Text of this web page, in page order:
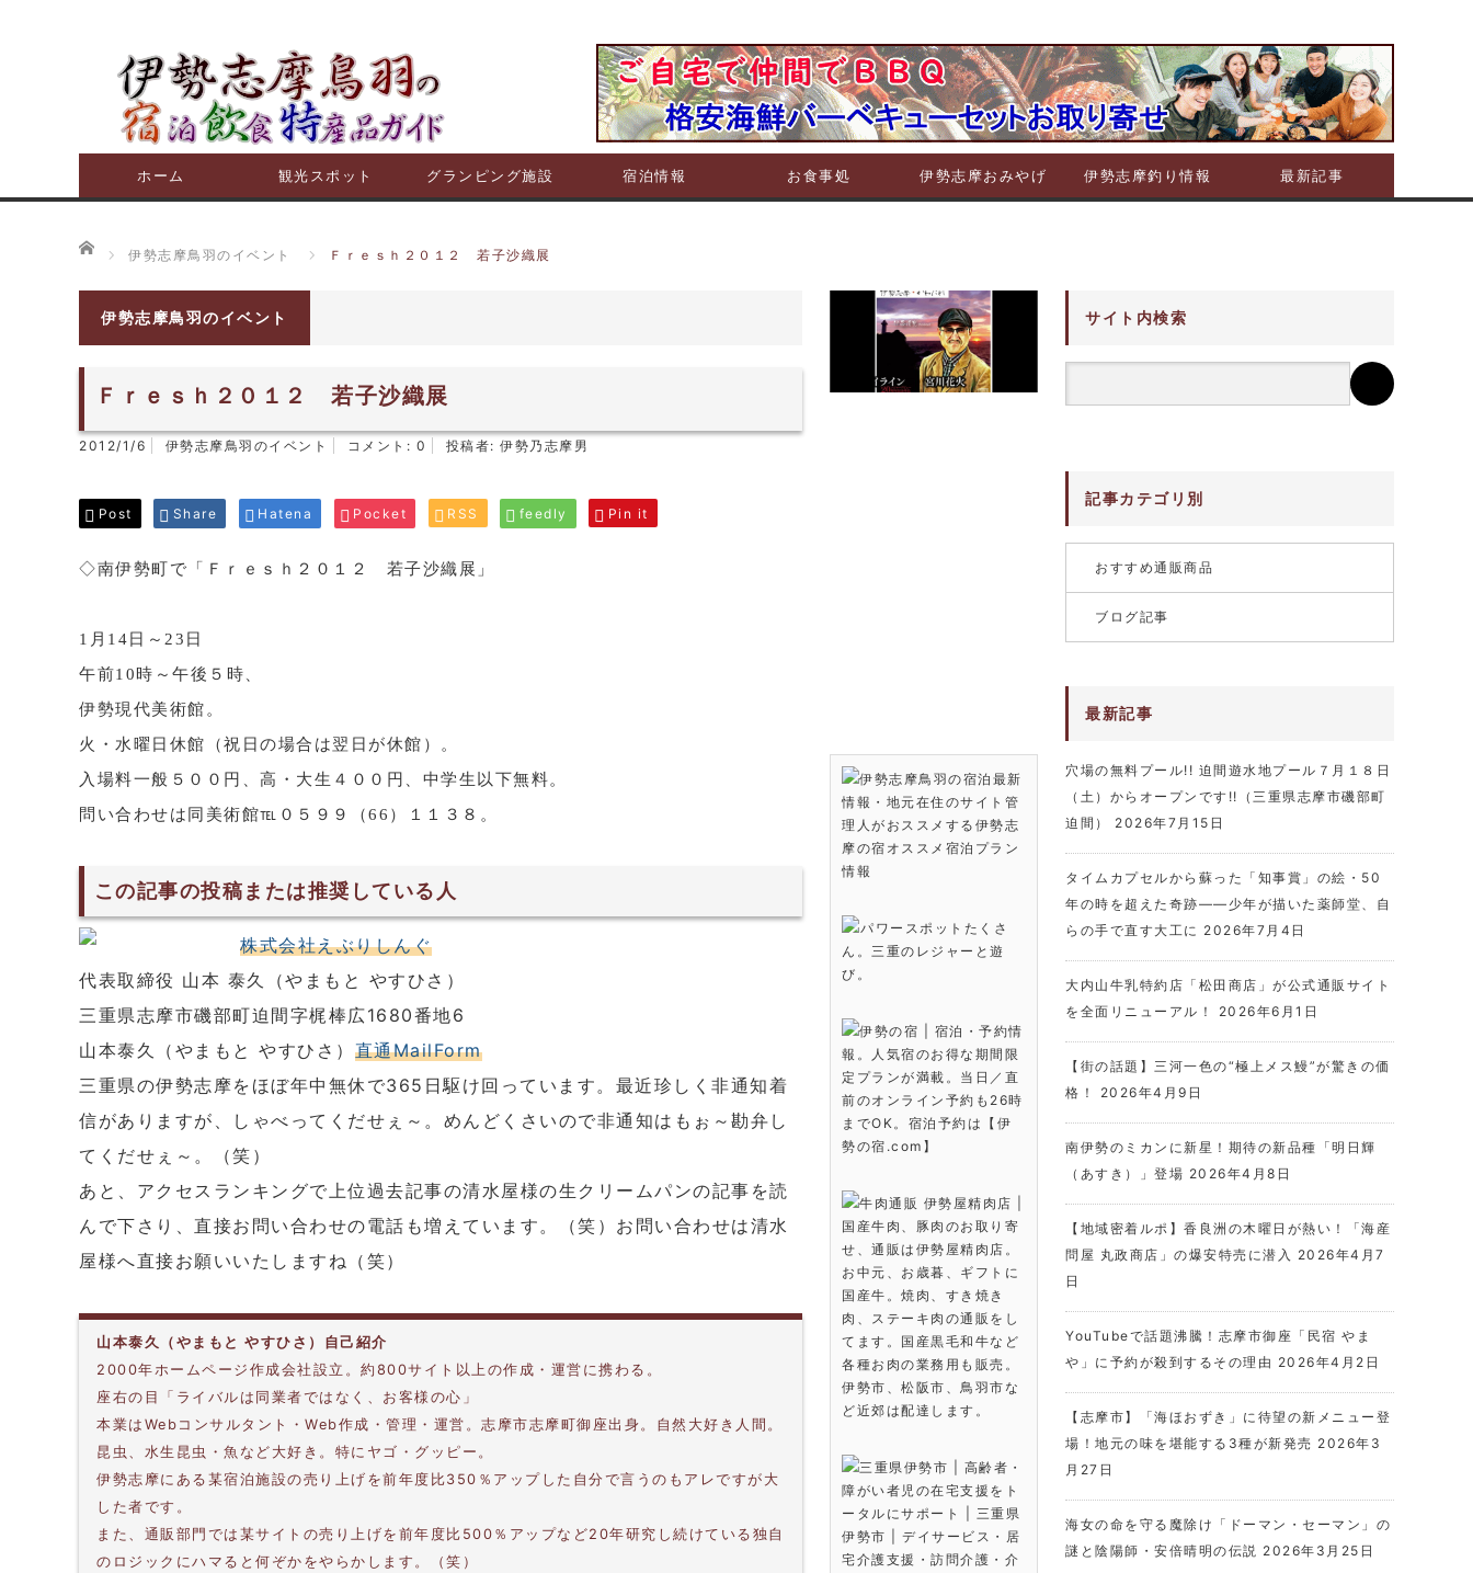
ホーム 観光スポット グランピング施設 宿泊情報 お食事処 伊勢志摩おみやげ 伊勢志摩釣り情報 最新記事
ホーム
伊勢志摩鳥羽のイベント Ｆｒｅｓｈ２０１２ 若子沙織展
伊勢志摩鳥羽のイベント
Ｆｒｅｓｈ２０１２ 若子沙織展
2012/1/6 伊勢志摩鳥羽のイベント コメント: 0 投稿者: 伊勢乃志摩男
Post Share Hatena Pocket RSS feedly Pin it
◇南伊勢町で「Ｆｒｅｓｈ２０１２ 若子沙織展」
1月14日～23日
午前10時～午後５時、
伊勢現代美術館。
火・水曜日休館（祝日の場合は翌日が休館）。
入場料一般５００円、高・大生４００円、中学生以下無料。
問い合わせは同美術館℡０５９９（66）１１３８。
この記事の投稿または推奨している人
株式会社えぶりしんぐ
代表取締役 山本 泰久（やまもと やすひさ）
三重県志摩市磯部町迫間字梶棒広1680番地6
山本泰久（やまもと やすひさ） 直通MailForm
三重県の伊勢志摩をほぼ年中無休で365日駆け回っています。最近珍しく非通知着
信がありますが、しゃべってくだせぇ～。めんどくさいので非通知はもぉ～勘弁し
てくだせぇ～。（笑）
あと、アクセスランキングで上位過去記事の清水屋様の生クリームパンの記事を読
んで下さり、直接お問い合わせの電話も増えています。（笑）お問い合わせは清水
屋様へ直接お願いいたしますね（笑）
山本泰久（やまもと やすひさ）自己紹介
2000年ホームページ作成会社設立。約800サイト以上の作成・運営に携わる。
座右の目「ライバルは同業者ではなく、お客様の心」
本業はWebコンサルタント・Web作成・管理・運営。志摩市志摩町御座出身。自然大好き人間。
昆虫、水生昆虫・魚など大好き。特にヤゴ・グッピー。
伊勢志摩にある某宿泊施設の売り上げを前年度比350％アップした自分で言うのもアレですが大
した者です。
また、通販部門では某サイトの売り上げを前年度比500％アップなど20年研究し続けている独自
のロジックにハマると何ぞかをやらかします。（笑）
伊勢志摩鳥羽の宿泊最新
情報・地元在住のサイト管
理人がおススメする伊勢志
摩の宿オススメ宿泊プラン
情報
パワースポットたくさ
ん。三重のレジャーと遊
び。
伊勢の宿 | 宿泊・予約情
報。人気宿のお得な期間限
定プランが満載。当日／直
前のオンライン予約も26時
までOK。宿泊予約は【伊
勢の宿.com】
牛肉通販 伊勢屋精肉店 |
国産牛肉、豚肉のお取り寄
せ、通販は伊勢屋精肉店。
お中元、お歳暮、ギフトに
国産牛。焼肉、すき焼き
肉、ステーキ肉の通販をし
てます。国産黒毛和牛など
各種お肉の業務用も販売。
伊勢市、松阪市、鳥羽市な
ど近郊は配達します。
三重県伊勢市 | 高齢者・
障がい者児の在宅支援をト
ータルにサポート | 三重県
伊勢市 | デイサービス・居
宅介護支援・訪問介護・介
サイト内検索
記事カテゴリ別
おすすめ通販商品
ブログ記事
最新記事
穴場の無料プール!! 迫間遊水地プール７月１８日
（土）からオープンです!!（三重県志摩市磯部町
迫間）
2026年7月15日
タイムカプセルから蘇った「知事賞」の絵・50
年の時を超えた奇跡――少年が描いた薬師堂、自
らの手で直す大工に 2026年7月4日
大内山牛乳特約店「松田商店」が公式通販サイト
を全面リニューアル！
2026年6月1日
【街の話題】三河一色の“極上メス鰻”が驚きの価
格！
2026年4月9日
南伊勢のミカンに新星！期待の新品種「明日輝
（あすき）」登場 2026年4月8日
【地域密着ルポ】香良洲の木曜日が熱い！「海産
問屋 丸政商店」の爆安特売に潜入 2026年4月7
日
YouTubeで話題沸騰！志摩市御座「民宿 やま
や」に予約が殺到するその理由 2026年4月2日
【志摩市】「海ほおずき」に待望の新メニュー登
場！地元の味を堪能する3種が新発売 2026年3
月27日
海女の命を守る魔除け「ドーマン・セーマン」の
謎と陰陽師・安倍晴明の伝説 2026年3月25日